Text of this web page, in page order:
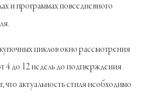
и программах повседневного
циклов окно рассмотрения
4 до 12 недель до подтверждения
что актуальность стиля необходимо